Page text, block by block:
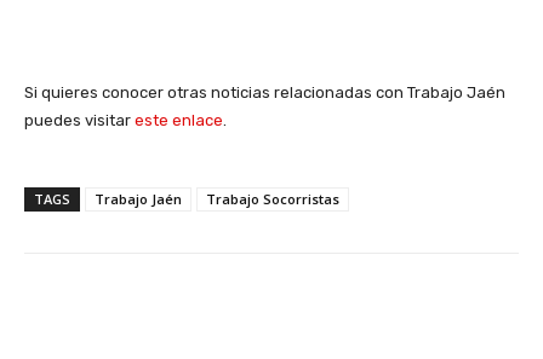
Si quieres conocer otras noticias relacionadas con Trabajo Jaén
puedes visitar este enlace.
TAGS Trabajo Jaén Trabajo Socorristas